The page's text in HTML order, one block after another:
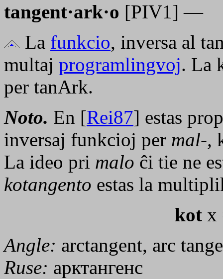
tangent·ark·o [PIV1] —
La funkcio, inversa al
multaj programlingvoj. La
per tanArk.
Noto. En [Rei87] estas
inversaj funkcioj per mal-,
La ideo pri malo ĉi tie ne
kotangento estas la
kotx
Angle: arctangent, arc
Ruse: арктангенс